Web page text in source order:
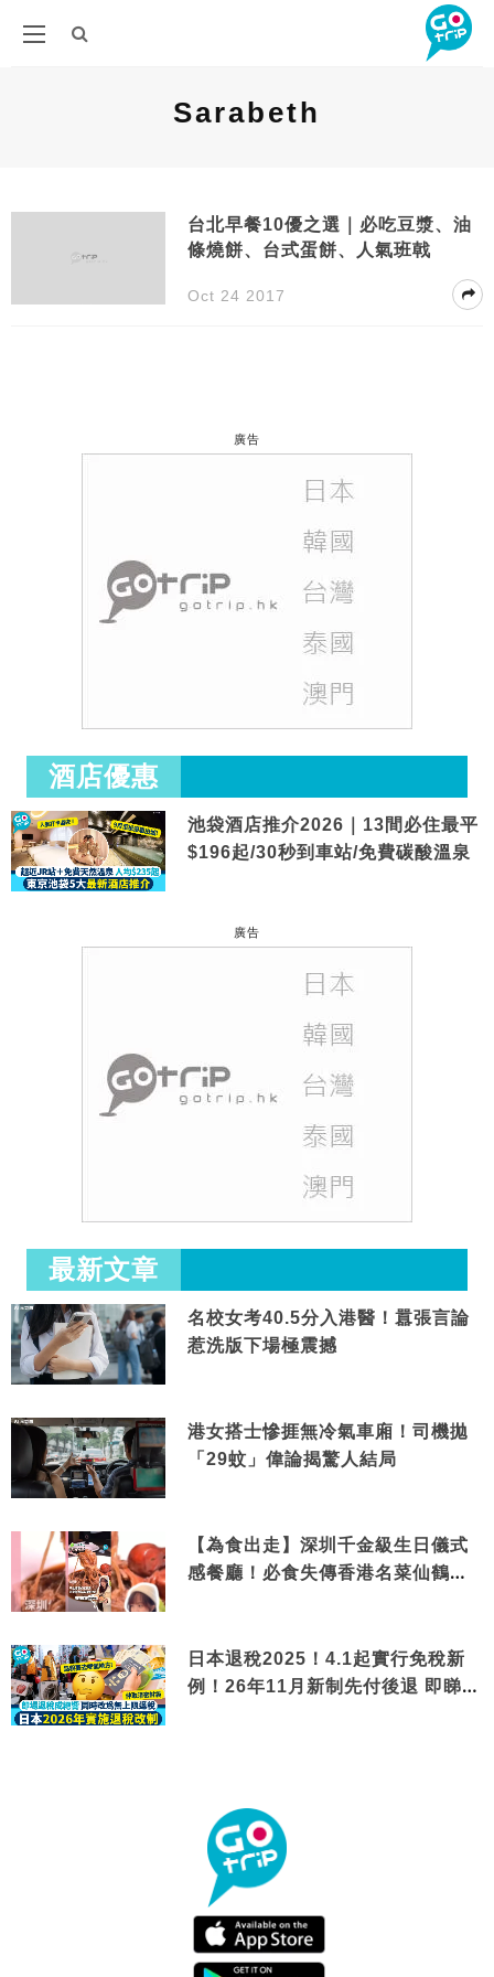
Sarabeth
台北早餐10優之選｜必吃豆漿、油
條燒餅、台式蛋餅、人氣班戟
Oct 24 2017
廣告
酒店優惠
池袋酒店推介2026｜13間必住最平
$196起/30秒到車站/免費碳酸溫泉
廣告
最新文章
名校女考40.5分入港醫！囂張言論
惹洗版下場極震撼
港女搭士慘捱無冷氣車廂！司機拋
「29蚊」偉論揭驚人結局
【為食出走】深圳千金級生日儀式
感餐廳！必食失傳香港名菜仙鶴神
日本退稅2025！4.1起實行免稅新
例！26年11月新制先付後退 即睇步